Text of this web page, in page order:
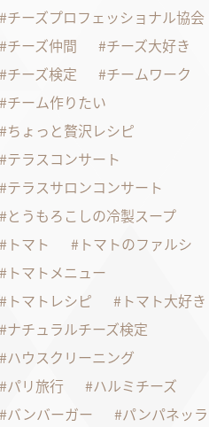
チーズプロフェッショナル協会
チーズ仲間
チーズ大好き
チーズ検定
チームワーク
チーム作りたい
ちょっと贅沢レシピ
テラスコンサート
テラスサロンコンサート
とうもろこしの冷製スープ
トマト
トマトのファルシ
トマトメニュー
トマトレシピ
トマト大好き
ナチュラルチーズ検定
ハウスクリーニング
パリ旅行
ハルミチーズ
バンバーガー
パンパネッラ